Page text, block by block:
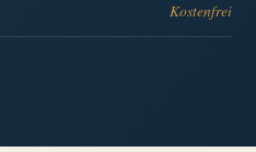
Kostenfrei